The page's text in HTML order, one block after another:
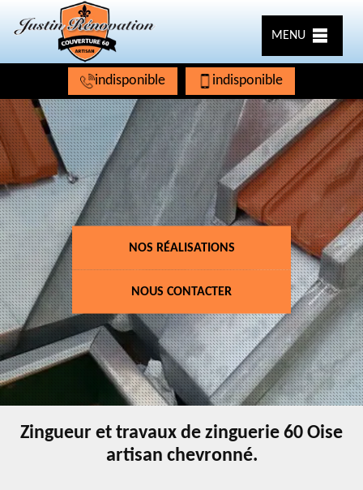
MENU
indisponible indisponible
NOS RÉALISATIONS
NOUS CONTACTER
Zingueur et travaux de zinguerie 60 Oise
artisan chevronné.